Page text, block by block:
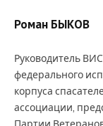
Роман БЫКОВ
Руководитель
федерального
корпуса
ассоциации,